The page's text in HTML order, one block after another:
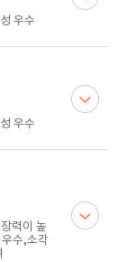
우수
우수
력이 높
수,소각